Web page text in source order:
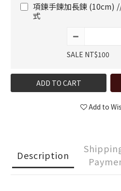
項鍊手鍊加長鍊 (10cm)
式
SALE NT$100
ADD TO CART
Add to
Description